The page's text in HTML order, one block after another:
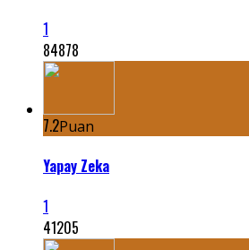
1
84878
7.2Puan
Yapay Zeka
1
41205